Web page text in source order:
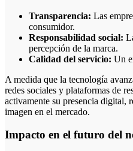
Transparencia: Las
consumidor.
Responsabilidad social:
percepción de la marca.
Calidad del servicio: Un
A medida que la tecnología
redes sociales y plataformas de
activamente su presencia digital,
imagen en el mercado.
Impacto en el futuro del